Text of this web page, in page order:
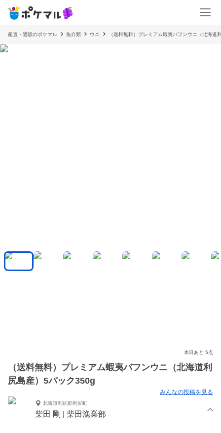
産直・通販のポケマル 魚介類 ウニ （送料無料）プレミアム蝦夷バフンウニ（北海道
本日あと 5点
（送料無料）プレミアム蝦夷バフンウニ（北海道利
尻島産）5パック350g
みんなの投稿を見る
北海道利尻郡利尻町
柴田 剛 | 柴田漁業部